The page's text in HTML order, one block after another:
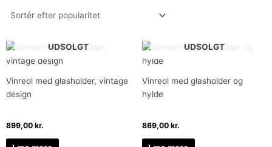
UDSOLGT
Vinreol med glasholder, vintage
design
899,00 kr.
UDSOLGT
Vinreol med glasholder og
hylde
869,00 kr.